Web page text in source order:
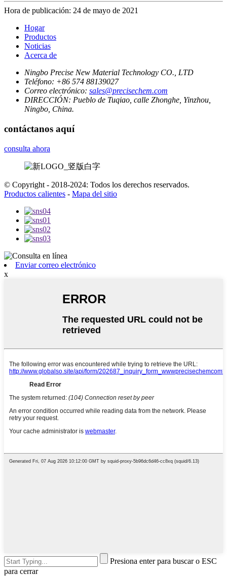
Hora de publicación: 24 de mayo de 2021
Hogar
Productos
Noticias
Acerca de
Ningbo Precise New Material Technology CO., LTD
Teléfono: +86 574 88139027
Correo electrónico: sales@precisechem.com
DIRECCIÓN: Pueblo de Tuqiao, calle Zhonghe, Yinzhou,
Ningbo, China.
contáctanos aquí
consulta ahora
© Copyright - 2018-2024: Todos los derechos reservados.
Productos calientes - Mapa del sitio
Enviar correo electrónico
x
Presiona enter para buscar o ESC
para cerrar